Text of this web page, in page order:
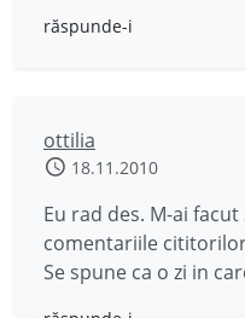
răspunde-i
ottilia
18.11.2010
Eu rad des. M-ai
comentariile
Se spune ca o zi in